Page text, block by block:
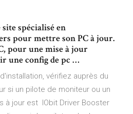
spécialisé en
pour mettre son PC à jour.
pour une mise à jour
une config de pc …
vérifiez auprès du
si un pilote de moniteur ou un
à jour est IObit Driver Booster